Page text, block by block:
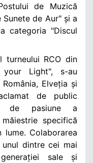
de Muzică
de Aur" și a
categoria "Discul
turneului RCO din
Light", s-au
Elveția și
de public
de pasiune a
specifică
Colaborarea
unul dintre cei mai
sale și